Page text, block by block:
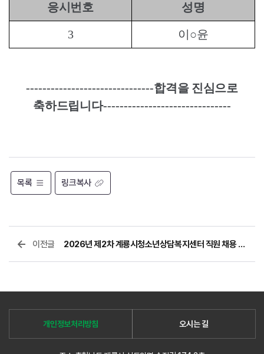
응시번호 성명
3 이 ○윤
-------------------------------합격을 진심으로
축하드립니다-------------------------------
목록 링크복사
이전글 2026년 제2차 계룡시청소년상담복지센터 직원 채용 서류전형 합격자 공고
개인정보처리방침 오시는 길